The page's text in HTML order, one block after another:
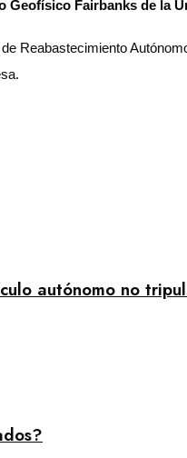
Fairbanks de la
Reabastecimiento
autónomo no